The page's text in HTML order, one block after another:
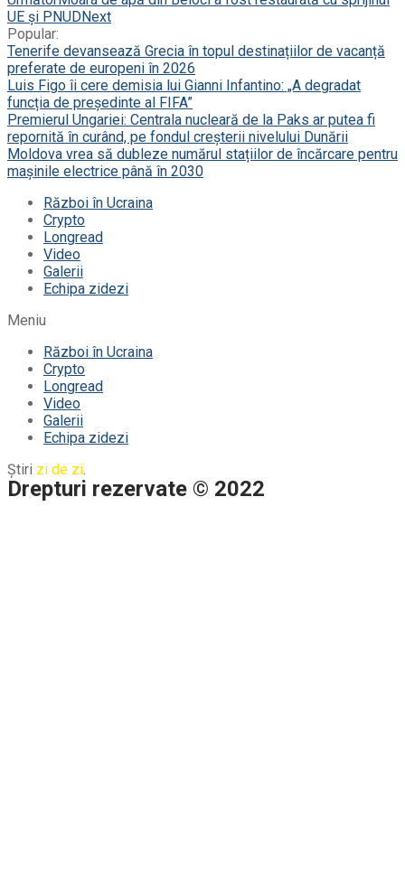
UE și PNUDNext
Popular:
Tenerife devansează Grecia în topul destinațiilor de vacanță
preferate de europeni în 2026
Luis Figo îi cere demisia lui Gianni Infantino: „A degradat
funcția de președinte al FIFA”
Premierul Ungariei: Centrala nucleară de la Paks ar putea fi
repornită în curând, pe fondul creșterii nivelului Dunării
Moldova vrea să dubleze numărul stațiilor de încărcare pentru
mașinile electrice până în 2030
Război în Ucraina
Crypto
Longread
Video
Galerii
Echipa zidezi
Meniu
Război în Ucraina
Crypto
Longread
Video
Galerii
Echipa zidezi
Știri zi de zi.
Drepturi rezervate © 2022